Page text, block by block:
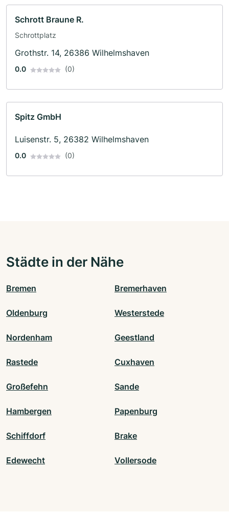
Schrott Braune R.
Schrottplatz
Grothstr. 14, 26386 Wilhelmshaven
0.0 (0)
Spitz GmbH
Luisenstr. 5, 26382 Wilhelmshaven
0.0 (0)
Städte in der Nähe
Bremen Bremerhaven
Oldenburg Westerstede
Nordenham Geestland
Rastede Cuxhaven
Großefehn Sande
Hambergen Papenburg
Schiffdorf Brake
Edewecht Vollersode